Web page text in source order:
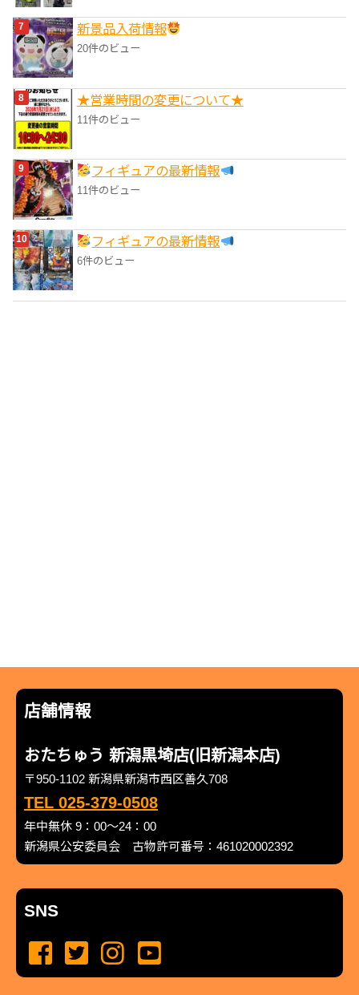
‎新景品入荷情報
20件のビュー
★営業時間の変更について★
11件のビュー
フィギュアの最新情報
11件のビュー
フィギュアの最新情報
6件のビュー
店舗情報
おたちゅう 新潟黒埼店(旧新潟本店)
〒950-1102 新潟県新潟市西区善久708
TEL 025-379-0508
年中無休 9：00～24：00
新潟県公安委員会 古物許可番号：461020002392
SNS